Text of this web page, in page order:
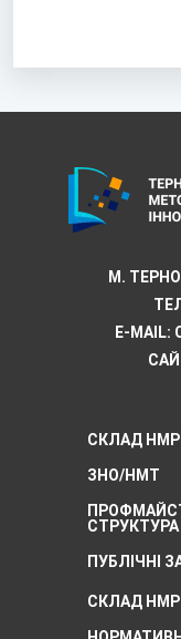
М.
E-MAIL:
СКЛАД НМР
СКЛАД НМР
ЗНО/НМТ
CТРУКТУРА
ПУБЛІЧНІ